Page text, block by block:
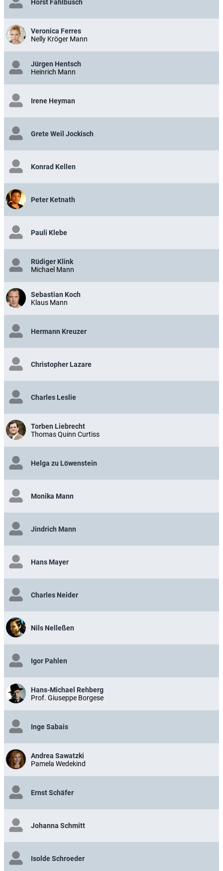
Horst Fahlbusch
Veronica Ferres
Nelly Kröger Mann
Jürgen Hentsch
Heinrich Mann
Irene Heyman
Grete Weil Jockisch
Konrad Kellen
Peter Ketnath
Pauli Klebe
Rüdiger Klink
Michael Mann
Sebastian Koch
Klaus Mann
Hermann Kreuzer
Christopher Lazare
Charles Leslie
Torben Liebrecht
Thomas Quinn Curtiss
Helga zu Löwenstein
Monika Mann
Jindrich Mann
Hans Mayer
Charles Neider
Nils Nelleßen
Igor Pahlen
Hans-Michael Rehberg
Prof. Giuseppe Borgese
Inge Sabais
Andrea Sawatzki
Pamela Wedekind
Ernst Schäfer
Johanna Schmitt
Isolde Schroeder